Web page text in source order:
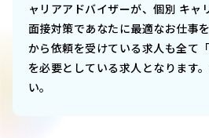
ャリアアドバイザーが、個別 キャ
面接対策であなたに最適なお仕事
から依頼を受けている求人も全て
を必要としている求人となります
い。